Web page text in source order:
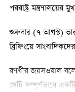
পররাষ্ট্র মন্ত্রণালয়ের
শুক্রবার (৭ আগস্ট)
ব্রিফিংয়ে
রণধীর জয়সওয়াল
সেটি সম্পূর্ণভাবে